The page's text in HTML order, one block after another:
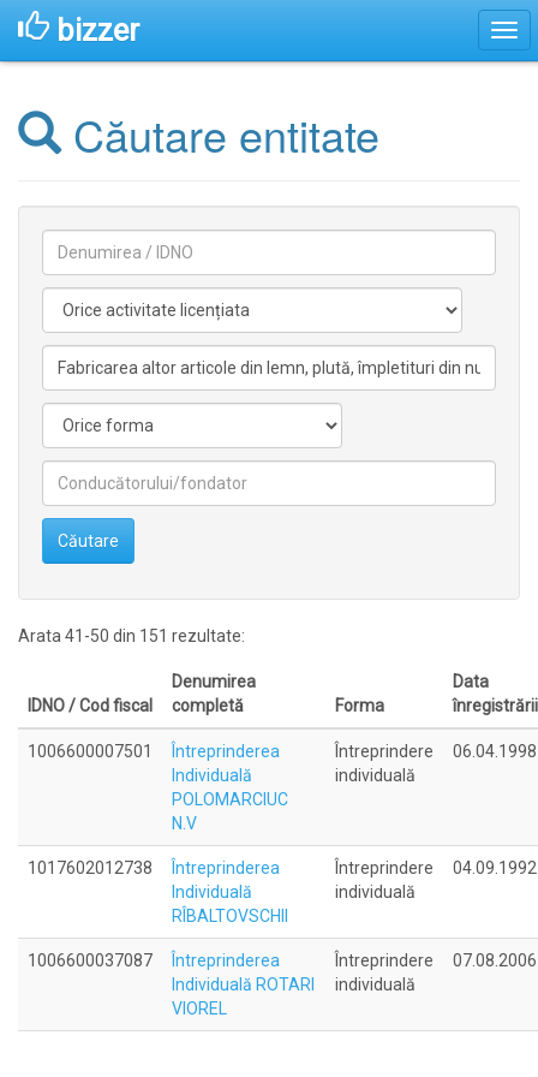
bizzer
Căutare entitate
licentiata
nelicentiata
Căutare
Arata 41-50 din 151 rezultate:
IDNO / Cod fiscal
Denumirea
completă
Forma
Data
înregistrării
1006600007501
Întreprinderea
Individuală
POLOMARCIUC
N.V
Întreprindere
individuală
06.04.1998
1017602012738
Întreprinderea
Individuală
RÎBALTOVSCHII
Întreprindere
individuală
04.09.1992
1006600037087
Întreprinderea
Individuală ROTARI
VIOREL
Întreprindere
individuală
07.08.2006